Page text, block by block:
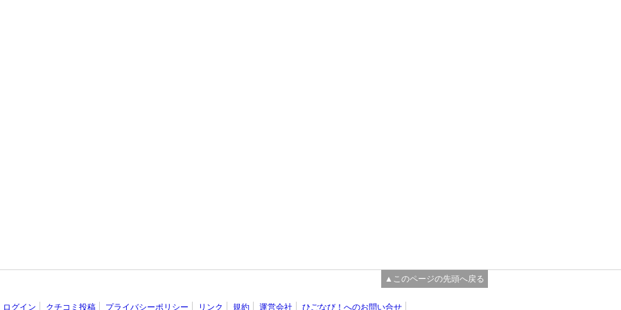
▲このページの先頭へ戻る
ログイン クチコミ投稿 プライバシーポリシー リンク 規約 運営会社 ひごなび！へのお問い合せ